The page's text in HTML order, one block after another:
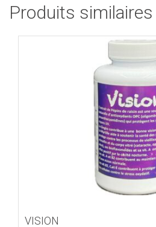
Produits similaires
VISION